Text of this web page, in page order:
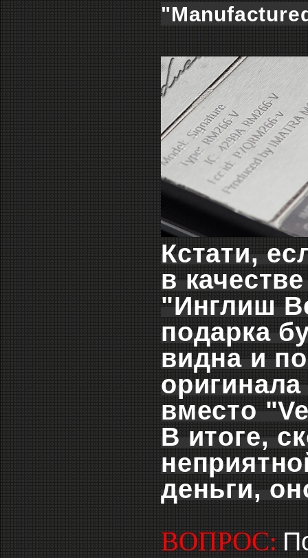
Кстати,
в
"Инглиш
подарка
видна и
вместо
В итоге,
деньги,
ВОПРОС: